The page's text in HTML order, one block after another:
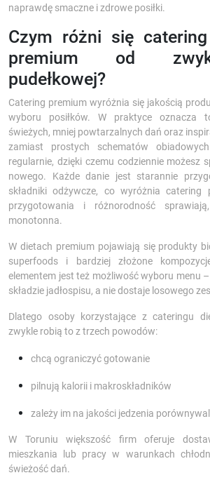
naprawdę smaczne i zdrowe posiłki.
Czym różni się
premium od
pudełkowej?
Catering premium wyróżnia się jakością
wyboru posiłków. W praktyce oznacza
świeżych, mniej powtarzalnych dań oraz
zamiast prostych schematów
regularnie, dzięki czemu codziennie możesz
nowego. Każde danie jest starannie
składniki odżywcze, co wyróżnia catering
przygotowania i różnorodność
monotonna.
W dietach premium pojawiają się produkty
superfoods i bardziej złożone
elementem jest też możliwość wyboru menu
składzie jadłospisu, a nie dostaje losowego
Dlatego osoby korzystające z cateringu
zwykle robią to z trzech powodów:
chcą ograniczyć gotowanie
pilnują kalorii i makroskładników
zależy im na jakości jedzenia
W Toruniu większość firm oferuje
mieszkania lub pracy w warunkach
świeżość dań.